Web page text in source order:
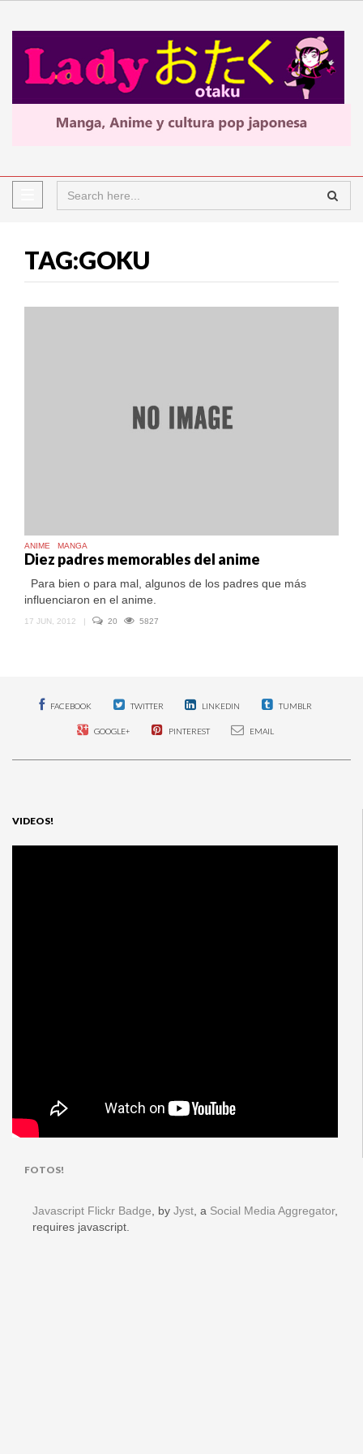
TAG:GOKU
ANIME MANGA
Diez padres memorables del anime
Para bien o para mal, algunos de los padres que más
influenciaron en el anime.
17 JUN, 2012 | 20 5827
FACEBOOK TWITTER LINKEDIN TUMBLR
GOOGLE+ PINTEREST EMAIL
VIDEOS!
FOTOS!
Javascript Flickr Badge , by Jyst , a Social Media Aggregator,
requires javascript.